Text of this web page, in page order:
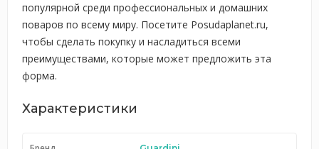
популярной среди профессиональных и домашних
поваров по всему миру. Посетите Posudaplanet.ru,
чтобы сделать покупку и насладиться всеми
преимуществами, которые может предложить эта
форма.
Характеристики